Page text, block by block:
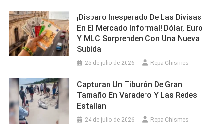
¡Disparo Inesperado De Las Divisas
En El Mercado Informal! Dólar, Euro
Y MLC Sorprenden Con Una Nueva
Subida
25 de julio de 2026 Repa Chismes
Capturan Un Tiburón De Gran
Tamaño En Varadero Y Las Redes
Estallan
24 de julio de 2026 Repa Chismes